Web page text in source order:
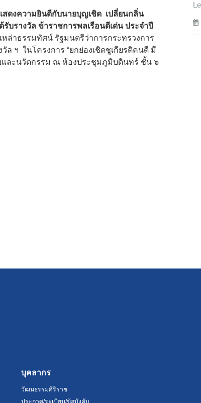
สดงความยินดีกับนายบุญเชิด เปลี่ยนกลิ่น
บรางวัล ข้าราชการพลเรือนดีเด่น ประจำปี
ล่าธรรมทัศน์ รัฐมนตรีว่าการกระทรวงการ
ฯ ในโครงการ “ยกย่องเชิดชูเกียรติคนดี มี
และนวัตกรรม ณ ห้องประชุมภูมิบดินทร์ ชั้น ๖
บุคลากร
วัฒนธรรมศิริราช